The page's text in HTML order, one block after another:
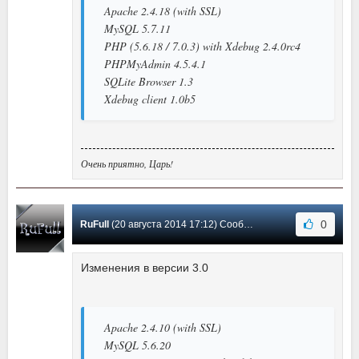
Apache 2.4.18 (with SSL)
MySQL 5.7.11
PHP (5.6.18 / 7.0.3) with Xdebug 2.4.0rc4
PHPMyAdmin 4.5.4.1
SQLite Browser 1.3
Xdebug client 1.0b5
Очень приятно, Царь!
RuFull (20 августа 2014 17:12) Сообщение #1 0
Изменения в версии 3.0
Apache 2.4.10 (with SSL)
MySQL 5.6.20